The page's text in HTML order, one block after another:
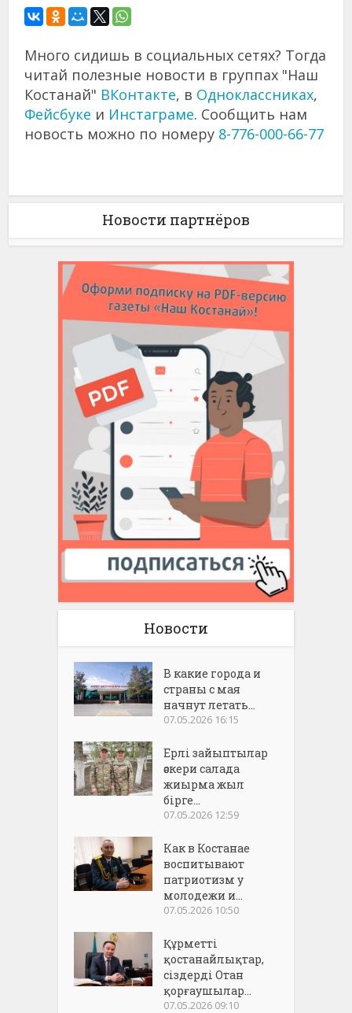
Много сидишь в социальных сетях? Тогда
читай полезные новости в группах "Наш
Костанай" ВКонтакте, в Одноклассниках,
Фейсбуке и Инстаграме. Сообщить нам
новость можно по номеру 8-776-000-66-77
Новости партнёров
Новости
В какие города и
страны с мая
начнут летать...
07.05.2026 16:15
Ерлі зайыптылар
әскери салада
жиырма жыл
бірге...
07.05.2026 12:59
Как в Костанае
воспитывают
патриотизм у
молодежи и...
07.05.2026 10:50
Құрметті
қостанайлықтар,
сіздерді Отан
қорғаушылар...
07.05.2026 09:10